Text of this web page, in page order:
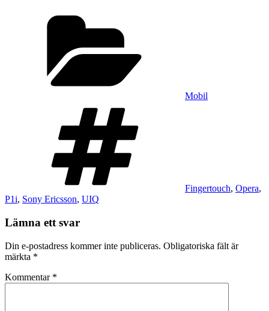
Mobil
Fingertouch, Opera,
P1i, Sony Ericsson, UIQ
Lämna ett svar
Din e-postadress kommer inte publiceras. Obligatoriska fält är
märkta *
Kommentar *